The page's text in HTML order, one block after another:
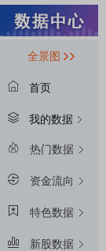
全景图
首页
我的数据
热门数据
资金流向
特色数据
新股数据